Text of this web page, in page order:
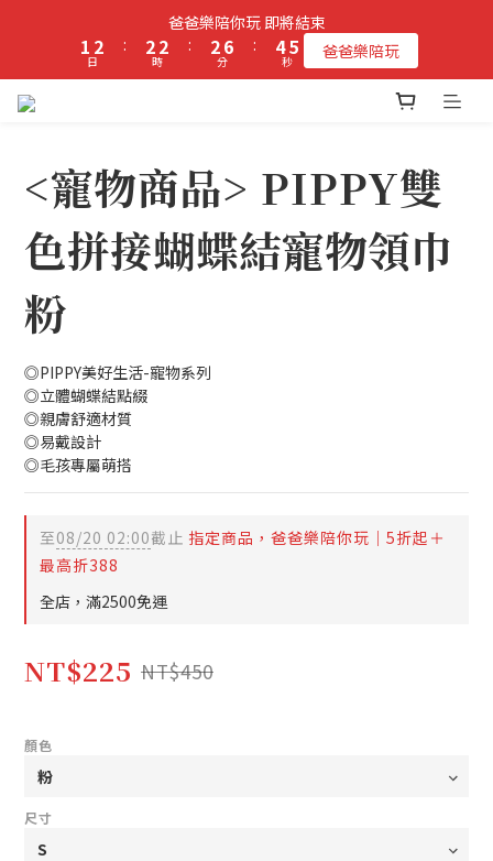
立即加入PIPPY會員即贈$100元購物金!
爸爸樂陪你玩 即將結束
1
0
2
1
日
:
2
1
2
1
時
:
3
2
1
7
6
5
0
分
:
5
4
3
5
4
3
秒 爸爸樂陪玩
<寵物商品> PIPPY雙
色拼接蝴蝶結寵物領巾
粉
◎PIPPY美好生活-寵物系列
◎立體蝴蝶結點綴
◎親膚舒適材質
◎易戴設計
◎毛孩專屬萌搭
至08/20 02:00截止 指定商品，爸爸樂陪你玩｜5折起＋
最高折388
全店，滿2500免運
NT$225 NT$450
顏色
尺寸